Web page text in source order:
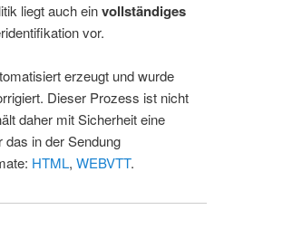
liegt auch einvollständiges
vor.
erzeugt und wurde
Dieser Prozess ist nicht
daher mit Sicherheit eine
das in der Sendung
HTML, WEBVTT.